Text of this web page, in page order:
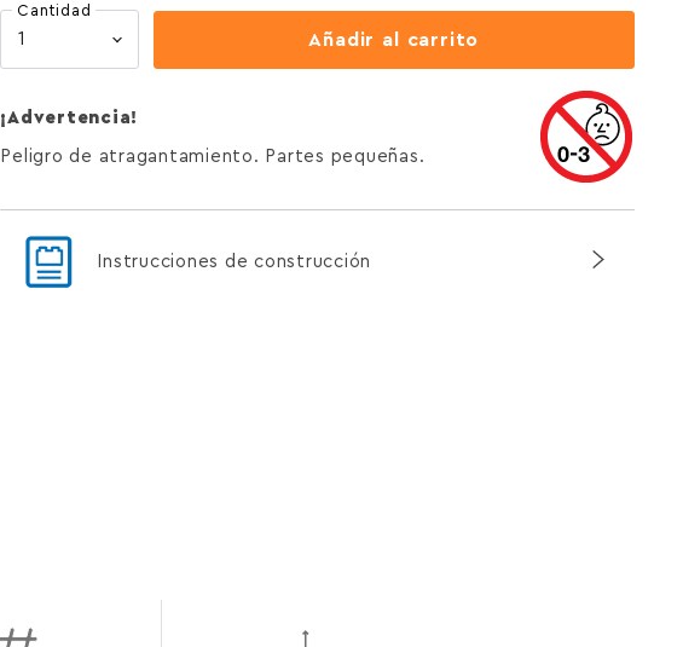
Cantidad
Añadir al carrito
¡Advertencia!
Peligro de atragantamiento. Partes pequeñas.
Instrucciones de construcción